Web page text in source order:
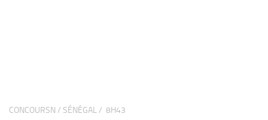
CONCOURSN / SÉNÉGAL / 8H43